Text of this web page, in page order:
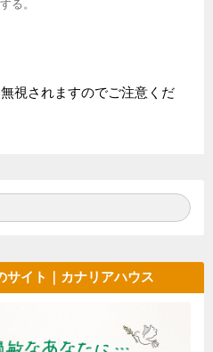
る。
視されますのでご注意くだ
サイト｜カナリアハウス